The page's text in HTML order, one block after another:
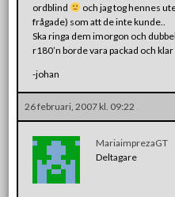
ordblind
och jag tog hennes
frågade) som att de inte kunde..
Ska ringa dem imorgon och
r180’n borde vara packad och
-johan
26 februari, 2007 kl. 09:22
MariaimprezaGT
Deltagare